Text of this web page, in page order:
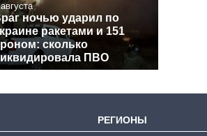
ночью ударил по
ракетами и 151
сколько
ПВО
РЕГИОНЫ